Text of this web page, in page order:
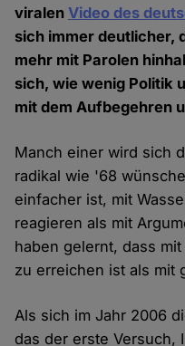
viralenVideo des
sich immer deutlicher,
mehr mit Parolen
sich, wie wenig Politik
mit dem Aufbegehren
Manch einer wird sich
radikal wie '68
einfacher ist, mit
reagieren als mit
haben gelernt, dass
zu erreichen ist als mit
Als sich im Jahr 2006
das der erste Versuch,